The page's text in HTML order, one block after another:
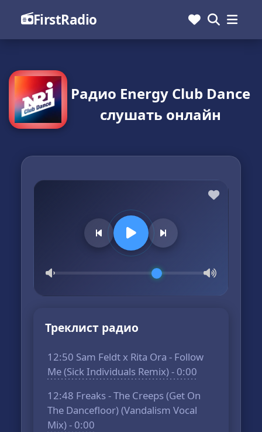
FirstRadio
Радио Energy Club Dance
слушать онлайн
Треклист радио
12:50 Sam Feldt x Rita Ora - Follow
Me (Sick Individuals Remix) - 0:00
12:48 Freaks - The Creeps (Get On
The Dancefloor) (Vandalism Vocal
Mix) - 0:00